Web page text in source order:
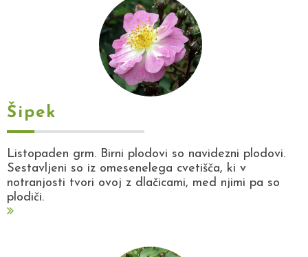
Šipek
Listopaden grm. Birni plodovi so navidezni plodovi.
Sestavljeni so iz omesenelega cvetišča, ki v
notranjosti tvori ovoj z dlačicami, med njimi pa so
plodiči.